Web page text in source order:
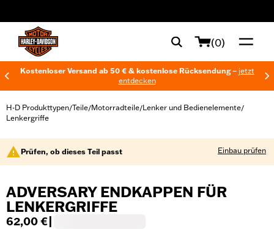
(0)
Kostenloser Versand ab 50 € & kostenlose Rücksendung – jetzt
entdecken
H-D Produkttypen/Teile/Motorradteile/Lenker und Bedienelemente/
Lenkergriffe
Prüfen, ob dieses Teil passt Einbau prüfen
ADVERSARY ENDKAPPEN FÜR
LENKERGRIFFE
62,00 €